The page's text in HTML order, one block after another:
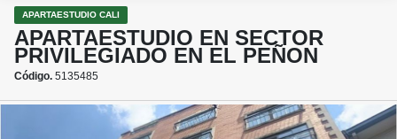
APARTAESTUDIO CALI
APARTAESTUDIO EN SECTOR
PRIVILEGIADO EN EL PEÑON
Código. 5135485